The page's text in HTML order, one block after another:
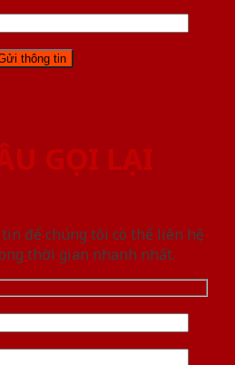
GỌI LẠI
để chúng tôi có thể liên hệ
thời gian nhanh nhất.